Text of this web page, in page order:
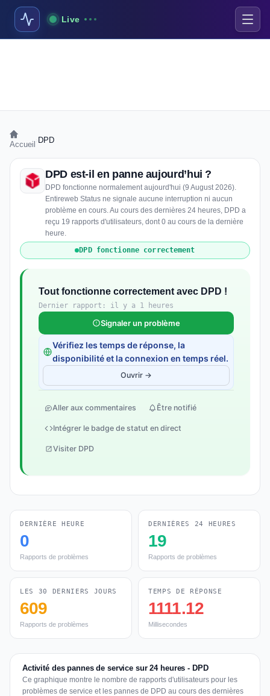
Live
Accueil DPD
DPD est-il en panne aujourd’hui ?
DPD fonctionne normalement aujourd'hui (9 August 2026).
Entireweb Status ne signale aucune interruption ni aucun
problème en cours. Au cours des dernières 24 heures, DPD a
reçu 19 rapports d'utilisateurs, dont 0 au cours de la dernière
heure.
DPD fonctionne correctement
Tout fonctionne correctement avec DPD !
Dernier rapport: il y a 1 heures
Signaler un problème
Vérifiez les temps de réponse, la
disponibilité et la connexion en temps réel.
Ouvrir →
Aller aux commentaires Être notifié
Intégrer le badge de statut en direct
Visiter DPD
DERNIÈRE HEURE
0
Rapports de problèmes
DERNIÈRES 24 HEURES
19
Rapports de problèmes
LES 30 DERNIERS JOURS
609
Rapports de problèmes
TEMPS DE RÉPONSE
1111.12
Millisecondes
Activité des pannes de service sur 24 heures - DPD
Ce graphique montre le nombre de rapports d'utilisateurs pour les
problèmes de service et les pannes de DPD au cours des dernières